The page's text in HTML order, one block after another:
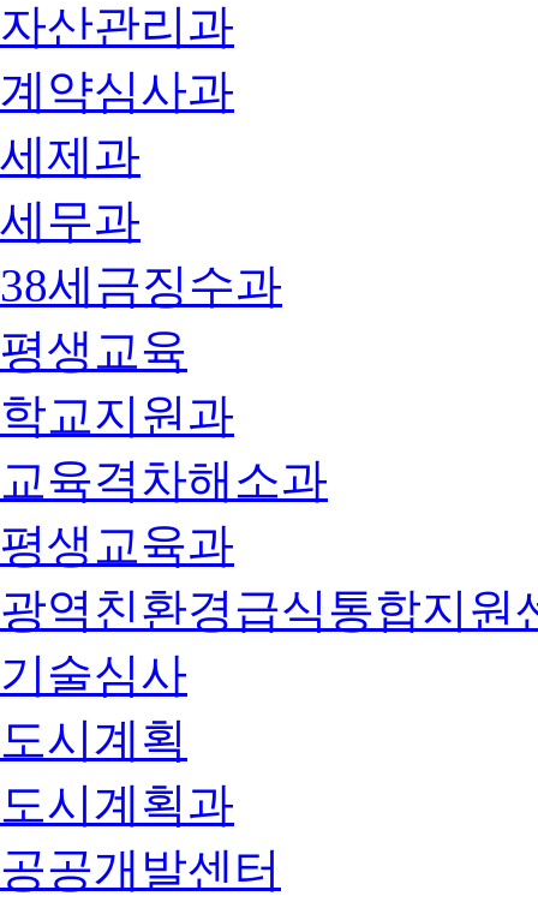
자산관리과
계약심사과
세제과
세무과
38세금징수과
평생교육
학교지원과
교육격차해소과
평생교육과
광역친환경급식통합지원
기술심사
도시계획
도시계획과
공공개발센터